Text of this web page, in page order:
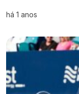
há 1 anos